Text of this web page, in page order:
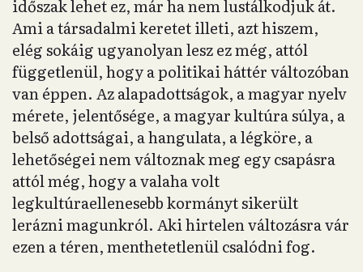
időszak lehet ez, már ha nem lustálkodjuk át.
Ami a társadalmi keretet illeti, azt hiszem,
elég sokáig ugyanolyan lesz ez még, attól
függetlenül, hogy a politikai háttér változóban
van éppen. Az alapadottságok, a magyar nyelv
mérete, jelentősége, a magyar kultúra súlya, a
belső adottságai, a hangulata, a légköre, a
lehetőségei nem változnak meg egy csapásra
attól még, hogy a valaha volt
legkultúraellenesebb kormányt sikerült
lerázni magunkról. Aki hirtelen változásra vár
ezen a téren, menthetetlenül csalódni fog.